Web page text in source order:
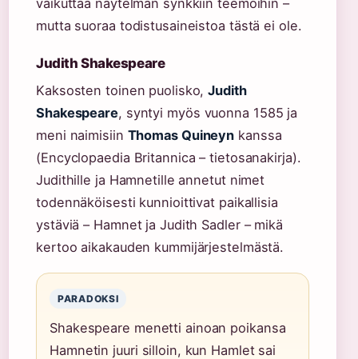
vaikuttaa näytelmän synkkiin teemoihin –
mutta suoraa todistusaineistoa tästä ei ole.
Judith Shakespeare
Kaksosten toinen puolisko,Judith
Shakespeare, syntyi myös vuonna 1585 ja
meni naimisiin Thomas Quineyn kanssa
(Encyclopaedia Britannica – tietosanakirja).
Judithille ja Hamnetille annetut nimet
todennäköisesti kunnioittivat paikallisia
ystäviä – Hamnet ja Judith Sadler – mikä
kertoo aikakauden kummijärjestelmästä.
PARADOKSI
Shakespeare menetti ainoan poikansa
Hamnetin juuri silloin, kun Hamlet sai